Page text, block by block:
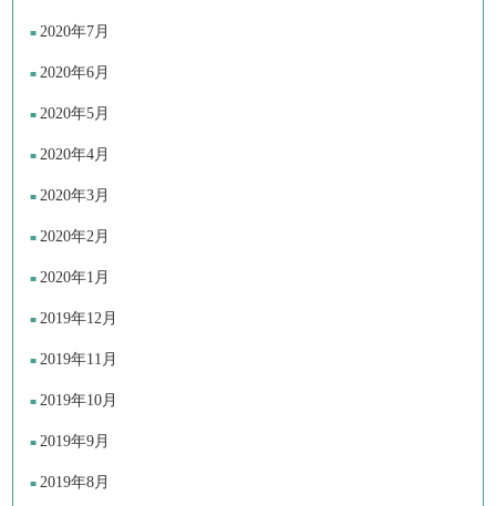
2020年7月
2020年6月
2020年5月
2020年4月
2020年3月
2020年2月
2020年1月
2019年12月
2019年11月
2019年10月
2019年9月
2019年8月